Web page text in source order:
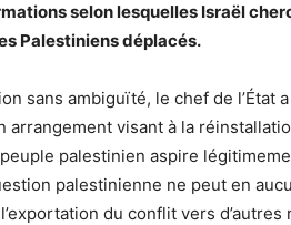
selon lesquelles Israël
Palestiniens déplacés.
sans ambiguïté, le chef de l’État
arrangement visant à la
palestinien aspire
palestinienne ne peut en
du conflit vers